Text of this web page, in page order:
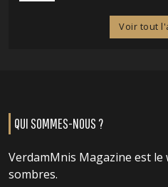
Voir tout
QUI SOMMES-NOUS ?
VerdamMnis Magazine est le
sombres.